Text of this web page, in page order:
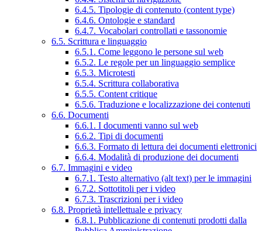
6.4.5. Tipologie di contenuto (content type)
6.4.6. Ontologie e standard
6.4.7. Vocabolari controllati e tassonomie
6.5. Scrittura e linguaggio
6.5.1. Come leggono le persone sul web
6.5.2. Le regole per un linguaggio semplice
6.5.3. Microtesti
6.5.4. Scrittura collaborativa
6.5.5. Content critique
6.5.6. Traduzione e localizzazione dei contenuti
6.6. Documenti
6.6.1. I documenti vanno sul web
6.6.2. Tipi di documenti
6.6.3. Formato di lettura dei documenti elettronici
6.6.4. Modalità di produzione dei documenti
6.7. Immagini e video
6.7.1. Testo alternativo (alt text) per le immagini
6.7.2. Sottotitoli per i video
6.7.3. Trascrizioni per i video
6.8. Proprietà intellettuale e privacy
6.8.1. Pubblicazione di contenuti prodotti dalla